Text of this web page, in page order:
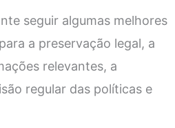
seguir algumas melhores
a preservação legal, a
relevantes, a
regular das políticas e